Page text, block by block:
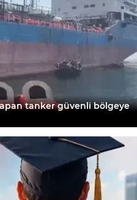
tanker güvenli bölgeye